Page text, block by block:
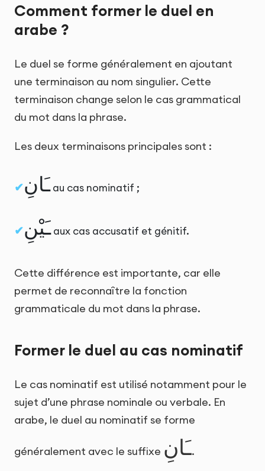
Comment former le duel en
arabe ?
Le duel se forme généralement en ajoutant
une terminaison au nom singulier. Cette
terminaison change selon le cas grammatical
du mot dans la phrase.
Les deux terminaisons principales sont :
ـَانِau cas nominatif ;
ـَيْنِaux cas accusatif et génitif.
Cette différence est importante, car elle
permet de reconnaître la fonction
grammaticale du mot dans la phrase.
Former le duel au cas nominatif
Le cas nominatif est utilisé notamment pour le
sujet d’une phrase nominale ou verbale. En
arabe, le duel au nominatif se forme
généralement avec le suffixe ـَانِ.